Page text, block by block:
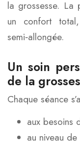
la grossesse. La
un confort
semi‑allongée.
Un soin
de la
Chaque séance
aux besoins
au niveau